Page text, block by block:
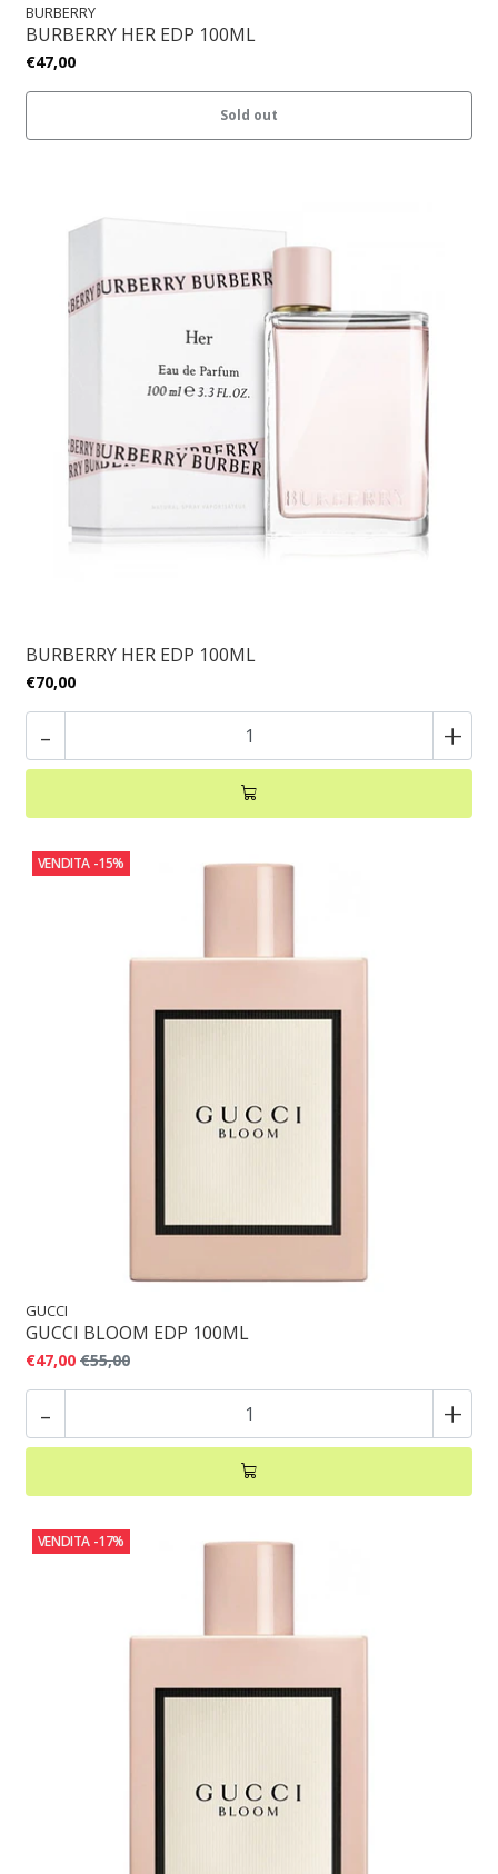
BURBERRY
BURBERRY HER EDP 100ML
€47,00
Sold out
BURBERRY HER EDP 100ML
€70,00
- +
VENDITA -15%
GUCCI
GUCCI BLOOM EDP 100ML
€47,00 €55,00
- +
VENDITA -17%